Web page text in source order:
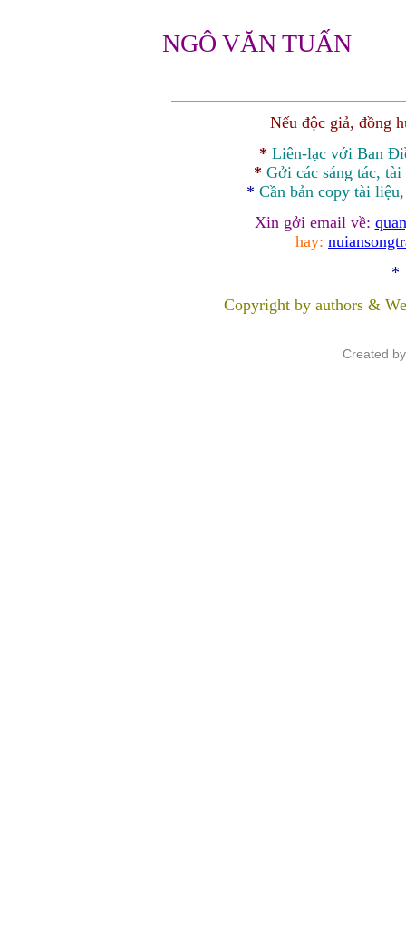
NGÔ VĂN TUẤN
Nếu độc giả, đồng
* Liên-lạc với Ban
* Gởi các sáng tác,
* Cần bản copy tài
Xin gởi email về:
hay:
*
Copyright by authors &
Created